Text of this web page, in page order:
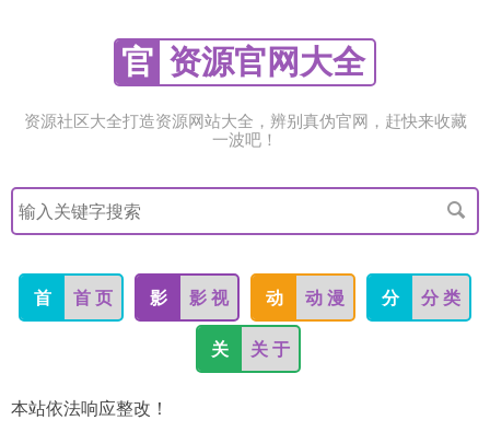
官 资源官网大全
资源社区大全打造资源网站大全，辨别真伪官网，赶快来收藏
一波吧！
搜
索
关
字
首 首 页 影 影 视 动 动 漫 分 分 类
关 关 于
本站依法响应整改！